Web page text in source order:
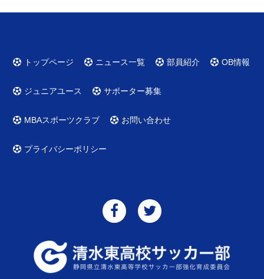
トップページ ニュース一覧 部員紹介 OB情報
ジュニアユース サポーター募集
MBAスポーツクラブ お問い合わせ
プライバシーポリシー